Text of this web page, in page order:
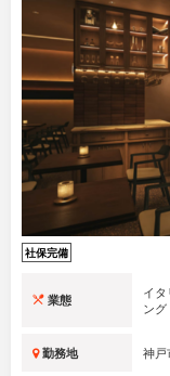
社保完備
業態
イ
ン
勤務地 神戸